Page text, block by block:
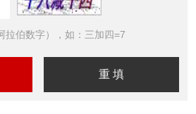
拉伯数字），如：三加四=7